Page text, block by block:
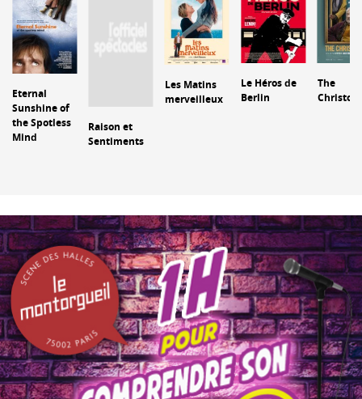
Eternal
Sunshine of
the Spotless
Mind
Raison et
Sentiments
Les Matins
merveilleux
Le Héros de
Berlin
The